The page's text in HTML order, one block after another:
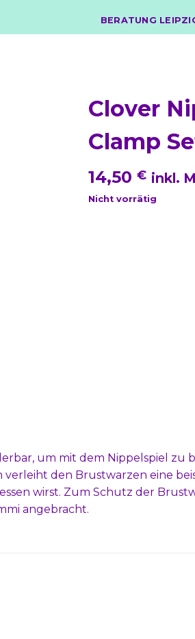
BERATUNG
Clover
Clamp
14,50 € inkl.
Nicht vorrätig
um mit dem Nippelspiel zu
den Brustwarzen eine
wirst. Zum Schutz der
angebracht.